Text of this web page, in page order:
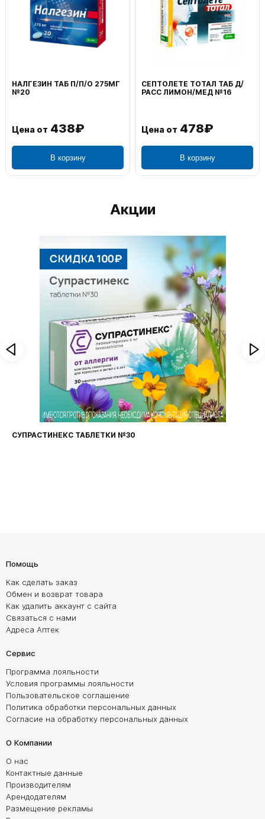
ВОЛЬТАРЕН ЭМУЛЬГЕЛЬ
НАРУЖ 2% 100Г
Цена от 1 106₽
В корзину
ФЕНИСТИЛ ГЕЛЬ НАРУЖ
0,1% 50Г
Цена от 749₽
В корзину
Акции
ФАРИНГОСЕПТ ТАБЛЕТКИ №20
Помощь
Как сделать заказ
Обмен и возврат товара
Как удалить аккаунт с сайта
Связаться с нами
Адреса Аптек
Сервис
Программа лояльности
Условия программы лояльности
Пользовательское соглашение
Политика обработки персональных данных
Согласие на обработку персональных данных
О Компании
О нас
Контактные данные
Производителям
Арендодателям
Размещение рекламы